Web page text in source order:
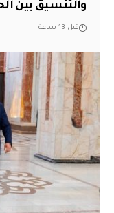
والتنسيق بين
قبل 13 ساعة